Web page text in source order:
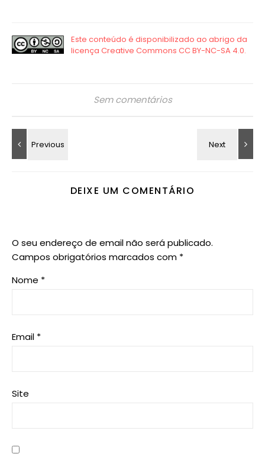
Sem comentários
DEIXE UM COMENTÁRIO
O seu endereço de email não será publicado.
Campos obrigatórios marcados com *
Nome *
Email *
Site